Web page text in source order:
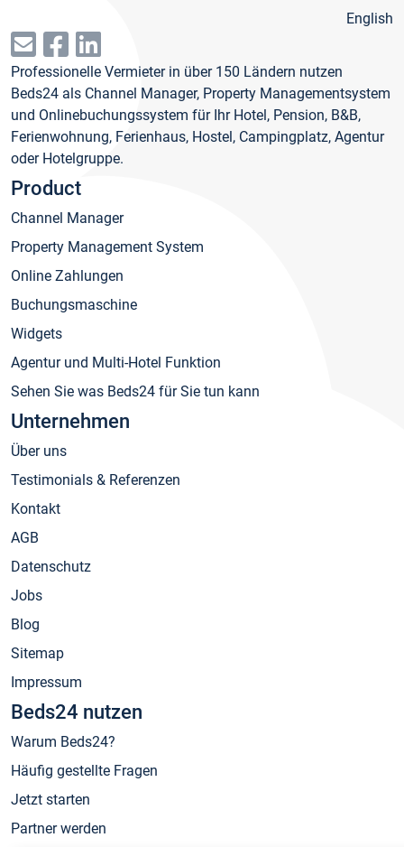
English
Professionelle Vermieter in über 150 Ländern nutzen
Beds24 als Channel Manager, Property Managementsystem
und Onlinebuchungssystem für Ihr Hotel, Pension, B&B,
Ferienwohnung, Ferienhaus, Hostel, Campingplatz, Agentur
oder Hotelgruppe.
Product
Channel Manager
Property Management System
Online Zahlungen
Buchungsmaschine
Widgets
Agentur und Multi-Hotel Funktion
Sehen Sie was Beds24 für Sie tun kann
Unternehmen
Über uns
Testimonials & Referenzen
Kontakt
AGB
Datenschutz
Jobs
Blog
Sitemap
Impressum
Beds24 nutzen
Warum Beds24?
Häufig gestellte Fragen
Jetzt starten
Partner werden